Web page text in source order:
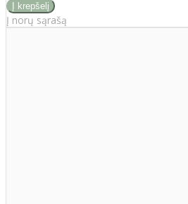
Į norų sąrašą